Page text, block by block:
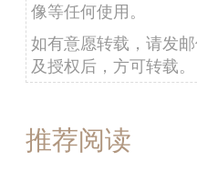
像等任何使用。
如有意愿转载，请发
及授权后，方可转载。
推荐阅读